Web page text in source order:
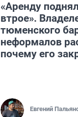
«Аренду
втрое».
тюменского
неформалов
почему его
Евгений